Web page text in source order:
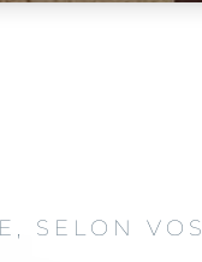
SELON VOS